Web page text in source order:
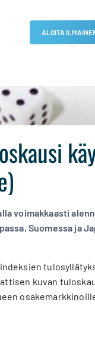
ALOITA
voimakkaasti
Suomessa ja
kuvan